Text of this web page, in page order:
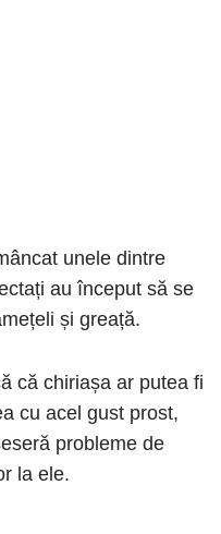
unele dintre
au început să se
și greață.
că chiriașa ar putea fi
cu acel gust prost,
probleme de
la ele.